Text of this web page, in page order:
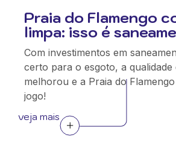
Praia do Flamengo
limpa: isso é
Com investimentos em
certo para o esgoto, a qualidade
melhorou e a Praia do
jogo!
veja mais